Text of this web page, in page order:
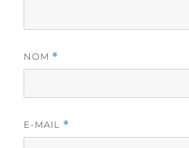
NOM *
E-MAIL *